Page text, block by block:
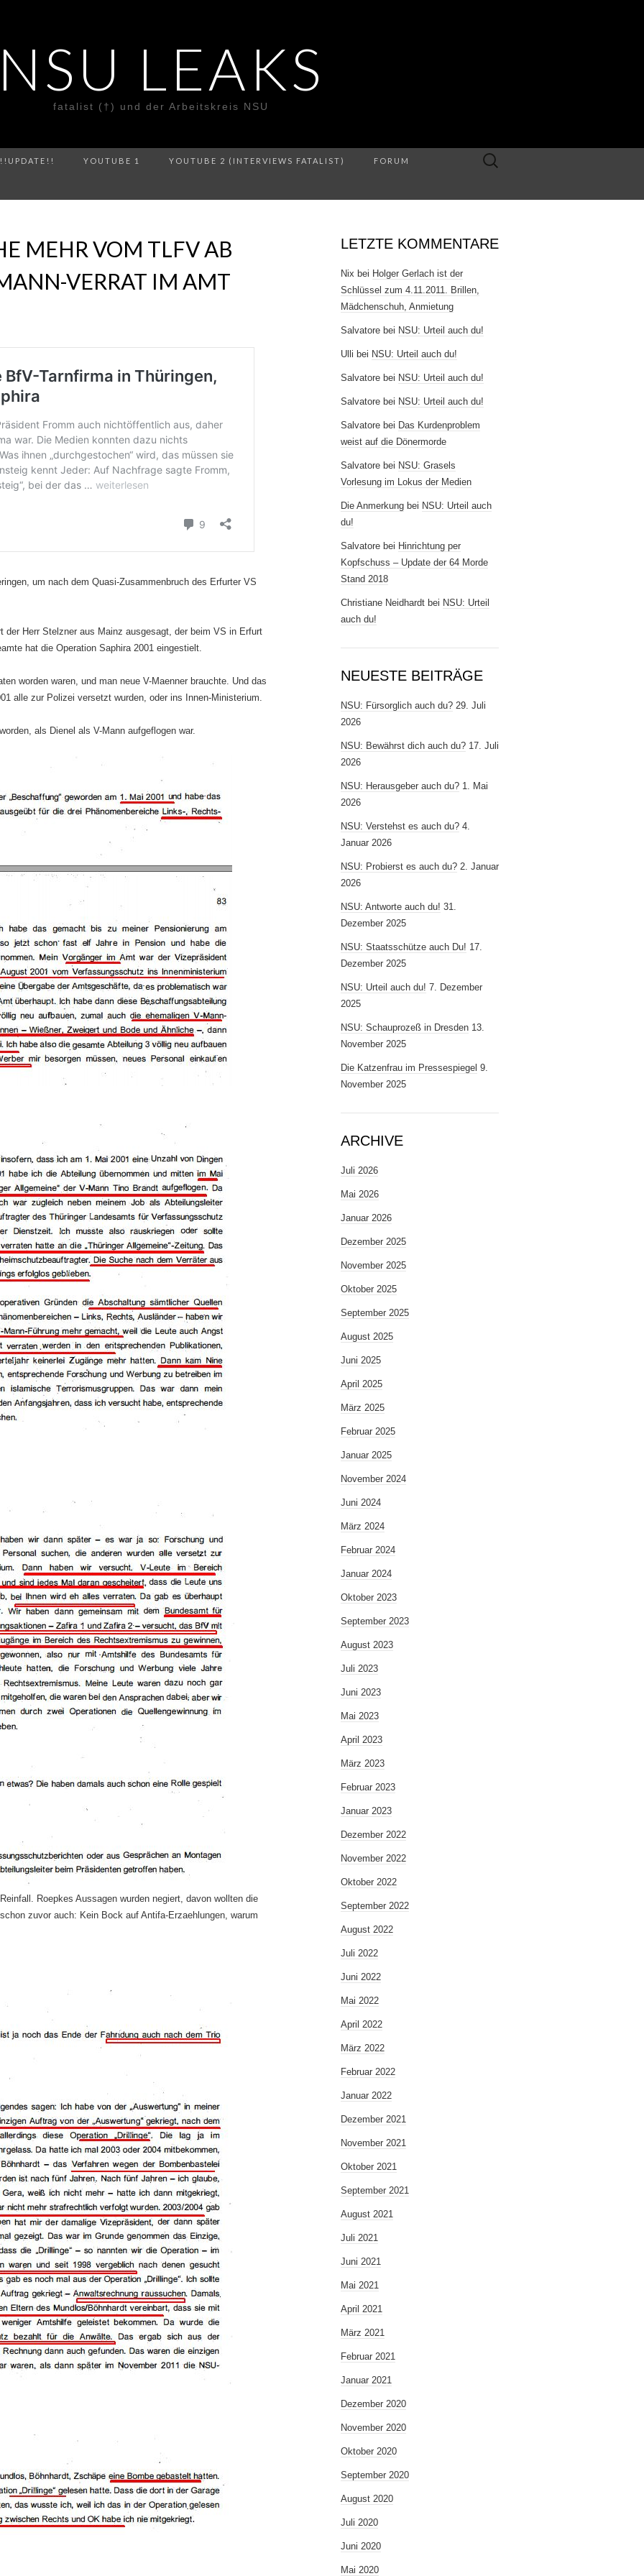
LEAKS
fatalist (†) und der Arbeitskreis NSU
YOUTUBE 1 YOUTUBE 2 (INTERVIEWS FATALIST) FORUM
Suche
MEHR VOM TLFV AB
VERRAT IM AMT
um nach dem Quasi-Zusammenbruch des Erfurter VS
Herr Stelzner aus Mainz ausgesagt, der beim VS in Erfurt
hat die Operation Saphira 2001 eingestielt.
worden waren, und man neue V-Maenner brauchte. Und das
alle zur Polizei versetzt wurden, oder ins Innen-Ministerium.
als Dienel als V-Mann aufgeflogen war.
Roepkes Aussagen wurden negiert, davon wollten die
zuvor auch: Kein Bock auf Antifa-Erzaehlungen, warum
LETZTE KOMMENTARE
Nix bei Holger Gerlach ist der
Schlüssel zum 4.11.2011. Brillen,
Mädchenschuh, Anmietung
Salvatore bei NSU: Urteil auch du!
Ulli bei NSU: Urteil auch du!
Salvatore bei NSU: Urteil auch du!
Salvatore bei NSU: Urteil auch du!
Salvatore bei Das Kurdenproblem
weist auf die Dönermorde
Salvatore bei NSU: Grasels
Vorlesung im Lokus der Medien
Die Anmerkung bei NSU: Urteil auch
du!
Salvatore bei Hinrichtung per
Kopfschuss – Update der 64 Morde
Stand 2018
Christiane Neidhardt bei NSU: Urteil
auch du!
NEUESTE BEITRÄGE
NSU: Fürsorglich auch du? 29. Juli
2026
NSU: Bewährst dich auch du? 17. Juli
2026
NSU: Herausgeber auch du? 1. Mai
2026
NSU: Verstehst es auch du? 4.
Januar 2026
NSU: Probierst es auch du? 2. Januar
2026
NSU: Antworte auch du! 31.
Dezember 2025
NSU: Staatsschütze auch Du! 17.
Dezember 2025
NSU: Urteil auch du! 7. Dezember
2025
NSU: Schauprozeß in Dresden 13.
November 2025
Die Katzenfrau im Pressespiegel 9.
November 2025
ARCHIVE
Juli 2026
Mai 2026
Januar 2026
Dezember 2025
November 2025
Oktober 2025
September 2025
August 2025
Juni 2025
April 2025
März 2025
Februar 2025
Januar 2025
November 2024
Juni 2024
März 2024
Februar 2024
Januar 2024
Oktober 2023
September 2023
August 2023
Juli 2023
Juni 2023
Mai 2023
April 2023
März 2023
Februar 2023
Januar 2023
Dezember 2022
November 2022
Oktober 2022
September 2022
August 2022
Juli 2022
Juni 2022
Mai 2022
April 2022
März 2022
Februar 2022
Januar 2022
Dezember 2021
November 2021
Oktober 2021
September 2021
August 2021
Juli 2021
Juni 2021
Mai 2021
April 2021
März 2021
Februar 2021
Januar 2021
Dezember 2020
November 2020
Oktober 2020
September 2020
August 2020
Juli 2020
Juni 2020
Mai 2020